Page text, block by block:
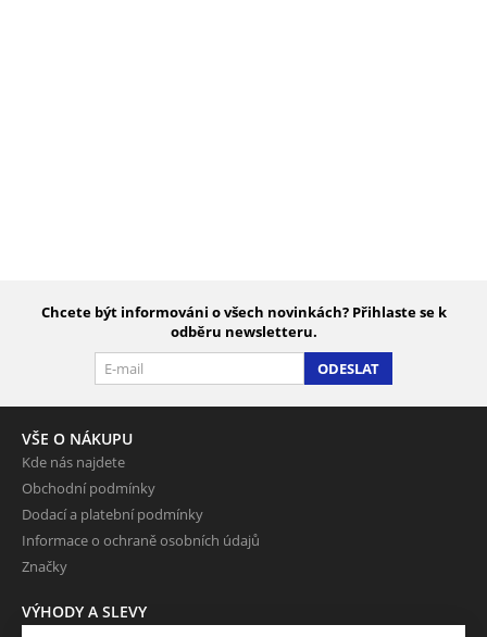
Chcete být informováni o všech novinkách? Přihlaste se k
odběru newsletteru.
ODESLAT
VŠE O NÁKUPU
Kde nás najdete
Obchodní podmínky
Dodací a platební podmínky
Informace o ochraně osobních údajů
Značky
VÝHODY A SLEVY